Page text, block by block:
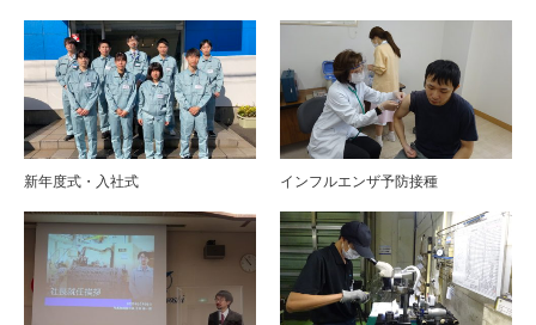
新年度式・入社式 インフルエンザ予防接種